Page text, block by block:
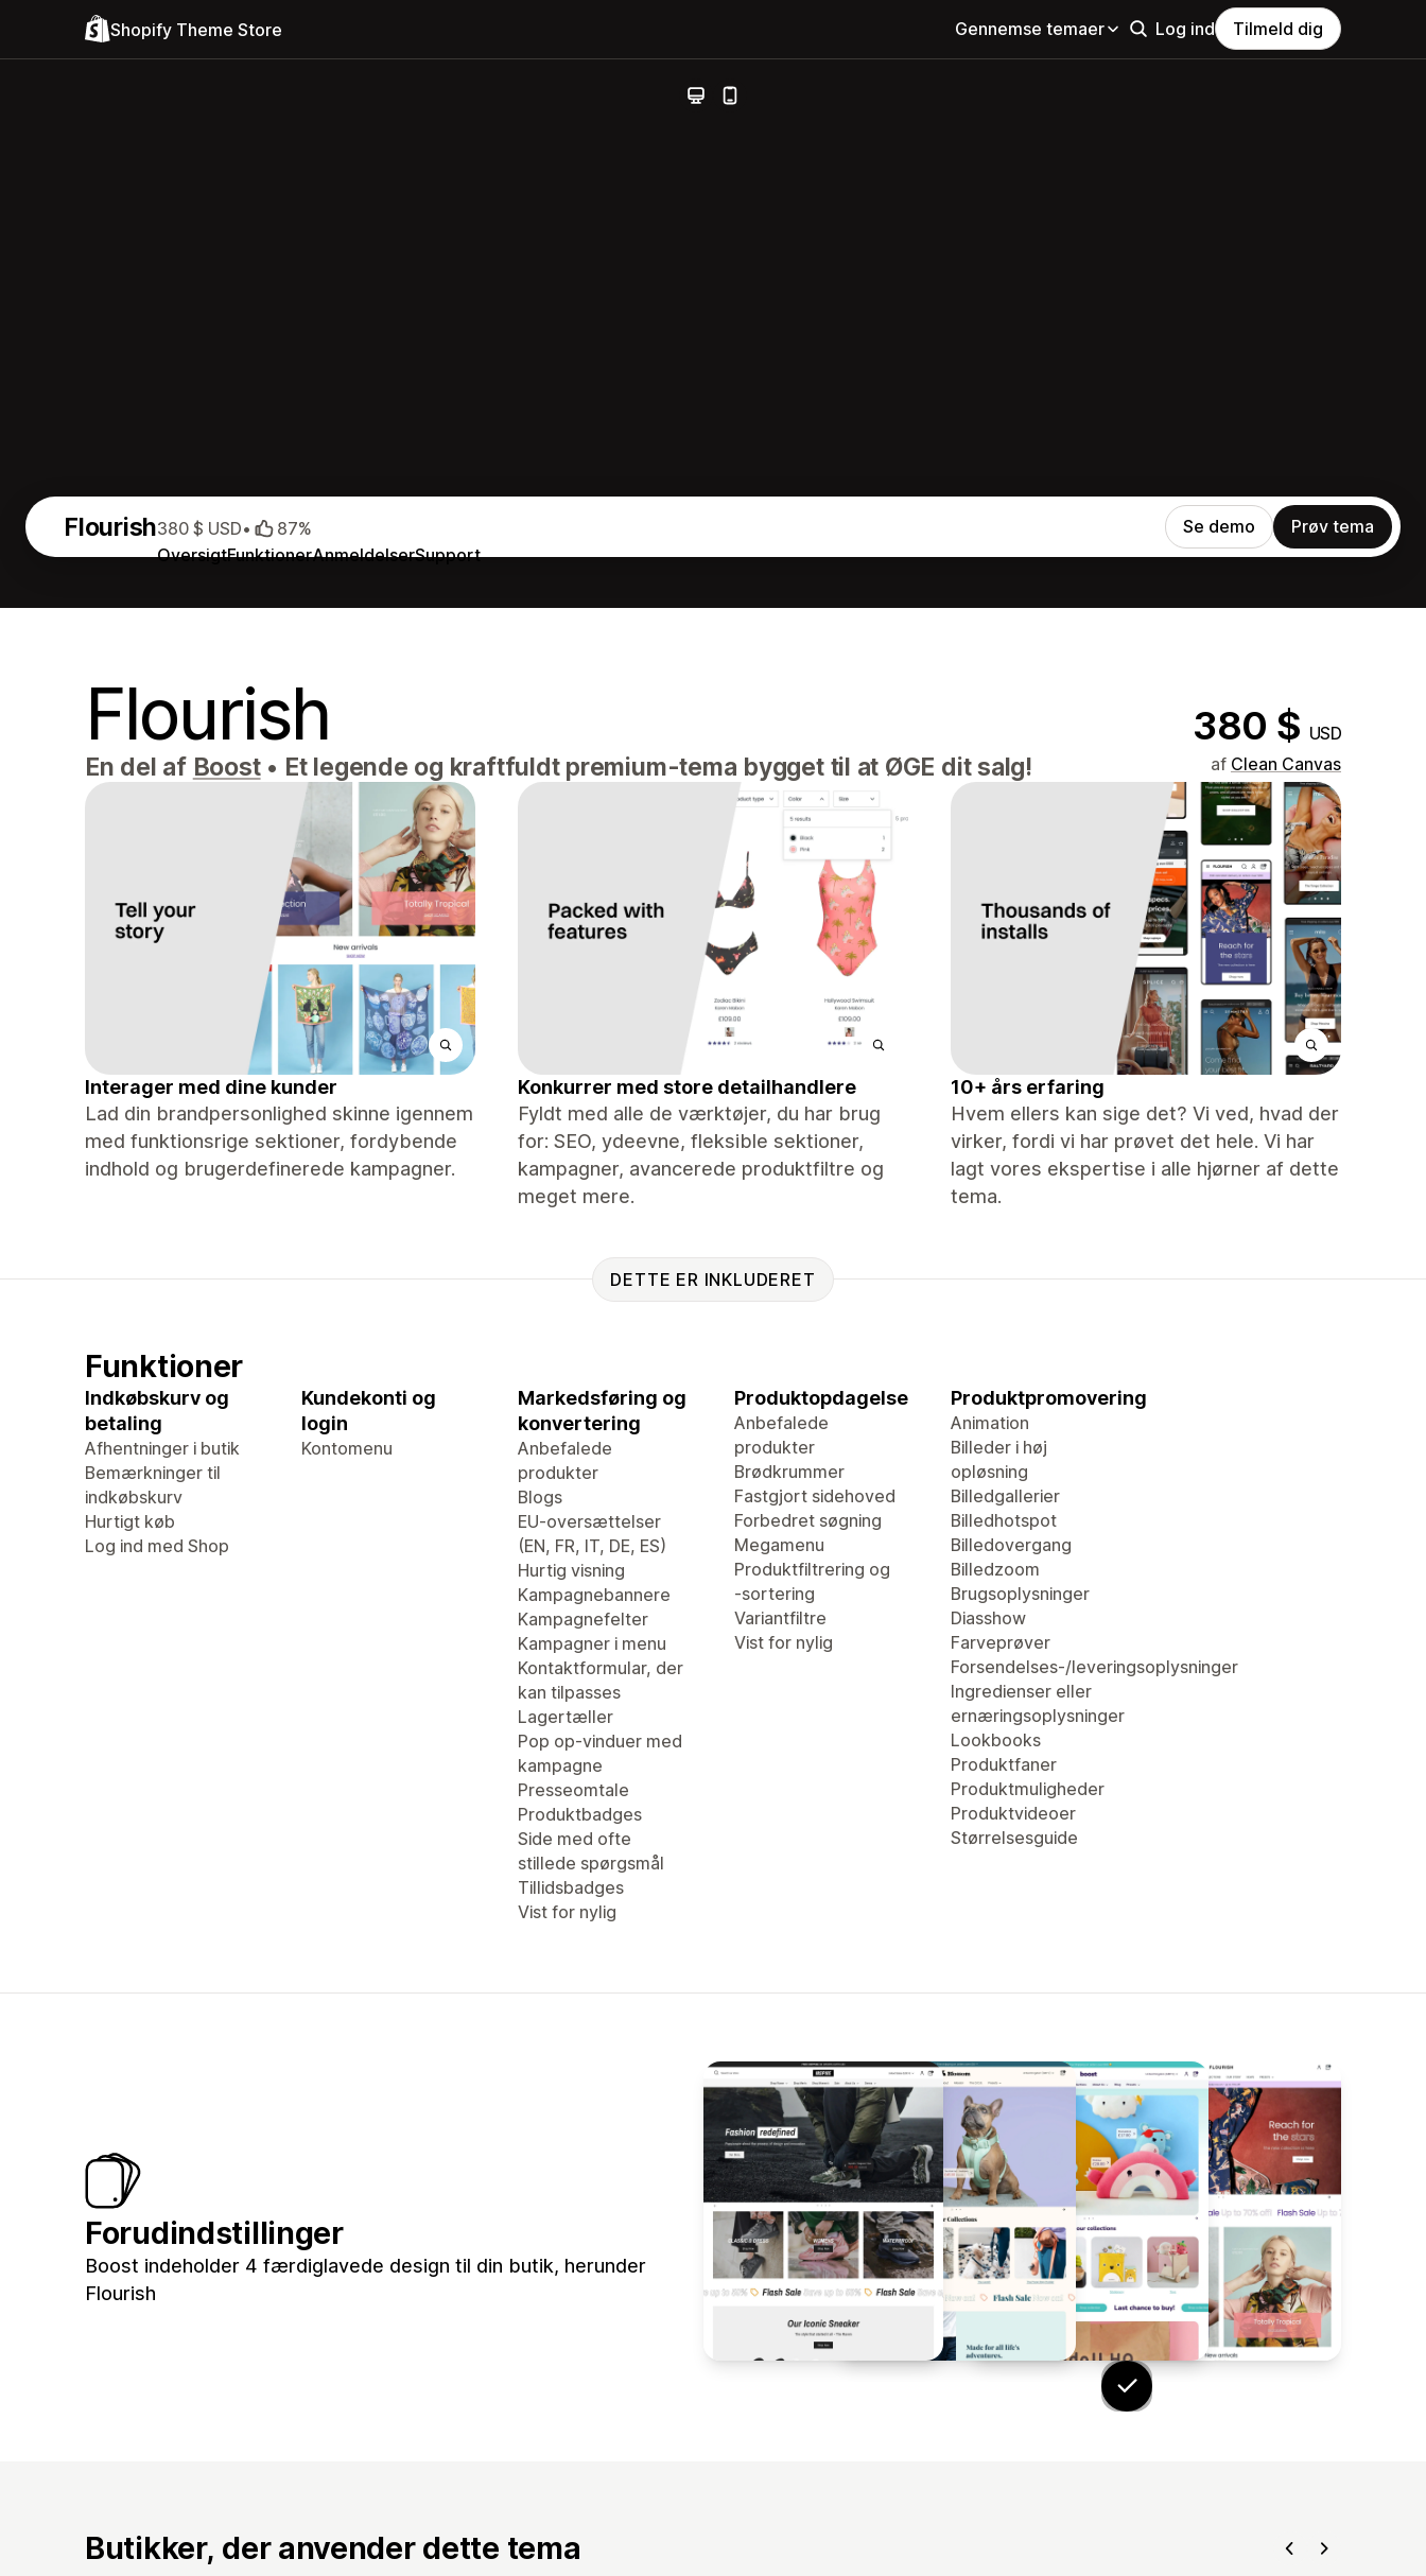
Shopify Theme Store Gennemse temaer Log ind Tilmeld dig
Flourish
OversigtFunktionerAnmeldelserSupport
380 $ USD• 87% Se demo Prøv tema
Flourish 380 $ USD
En del af Boost • Et legende og kraftfuldt premium-tema bygget til at ØGE dit salg! af Clean Canvas
Interager med dine kunder
Lad din brandpersonlighed skinne igennem
med funktionsrige sektioner, fordybende
indhold og brugerdefinerede kampagner.
Konkurrer med store detailhandlere
Fyldt med alle de værktøjer, du har brug
for: SEO, ydeevne, fleksible sektioner,
kampagner, avancerede produktfiltre og
meget mere.
10+ års erfaring
Hvem ellers kan sige det? Vi ved, hvad der
virker, fordi vi har prøvet det hele. Vi har
lagt vores ekspertise i alle hjørner af dette
tema.
DETTE ER INKLUDERET
Funktioner
Indkøbskurv og
betaling
Afhentninger i butik
Bemærkninger til
indkøbskurv
Hurtigt køb
Log ind med Shop
Kundekonti og
login
Kontomenu
Markedsføring og
konvertering
Anbefalede
produkter
Blogs
EU-oversættelser
(EN, FR, IT, DE, ES)
Hurtig visning
Kampagnebannere
Kampagnefelter
Kampagner i menu
Kontaktformular, der
kan tilpasses
Lagertæller
Pop op-vinduer med
kampagne
Presseomtale
Produktbadges
Side med ofte
stillede spørgsmål
Tillidsbadges
Vist for nylig
Produktopdagelse
Anbefalede
produkter
Brødkrummer
Fastgjort sidehoved
Forbedret søgning
Megamenu
Produktfiltrering og
-sortering
Variantfiltre
Vist for nylig
Produktpromovering
Animation
Billeder i høj
opløsning
Billedgallerier
Billedhotspot
Billedovergang
Billedzoom
Brugsoplysninger
Diasshow
Farveprøver
Forsendelses-/leveringsoplysninger
Ingredienser eller
ernæringsoplysninger
Lookbooks
Produktfaner
Produktmuligheder
Produktvideoer
Størrelsesguide
Forudindstillinger
Boost indeholder 4 færdiglavede design til din butik, herunder
Flourish
Butikker, der anvender dette tema